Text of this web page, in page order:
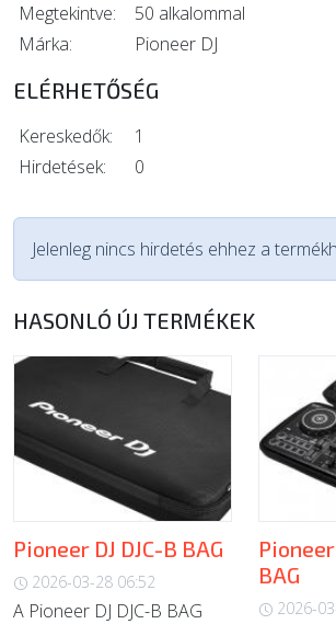
Megtekintve:
50 alkalommal
Márka:
Pioneer DJ
ELÉRHETŐSÉG
Kereskedők:
1
Hirdetések:
0
Jelenleg nincs hirdetés ehhez a
HASONLÓ ÚJ TERMÉKEK
Pioneer DJ DJC-B BAG
2026-03-28 06:52
A Pioneer DJ DJC-B BAG
Pioneer
BAG
2026-